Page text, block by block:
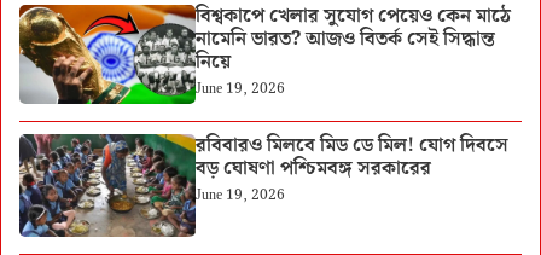
বিশ্বকাপে খেলার সুযোগ পেয়েও কেন মাঠে
নামেনি ভারত? আজও বিতর্ক সেই সিদ্ধান্ত
নিয়ে
June 19, 2026
রবিবারও মিলবে মিড ডে মিল! যোগ দিবসে
বড় ঘোষণা পশ্চিমবঙ্গ সরকারের
June 19, 2026